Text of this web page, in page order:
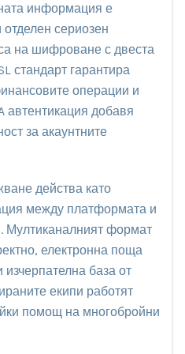
информация е
сериозен
на шифроване с двеста
стандарт гарантира
операции и
автентикация добавя
за акаунтните
действа като
между платформата и
Мултиканалният формат
електронна поща
изчерпателна база от
екипи работят
помощ на многобройни